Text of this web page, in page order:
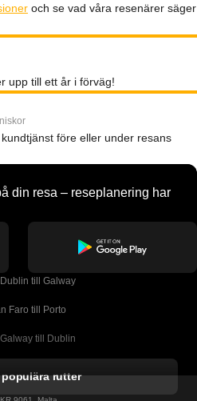
och se vad våra resenärer säger
upp till ett år i förväg!
före eller under resans
din resa – reseplanering har
till Galway
Faro till Porto
till Dublin
Porto till Faro
rutter